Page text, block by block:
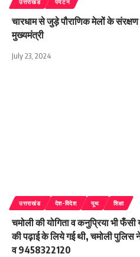
उत्तराखंड पर्यटन
चारधाम से जुड़े पौराणिक मेलों के
मुख्यमंत्री
July 23, 2024
उत्तराखंड देश-विदेश यूथ शिक्षा
चमोली की योगिता व कनुप्रिया भी
की पढ़ाई के लिये गई थी, चमोली पुलिस
व 9458322120